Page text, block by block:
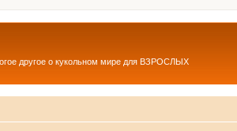
другое о кукольном мире для ВЗРОСЛЫХ